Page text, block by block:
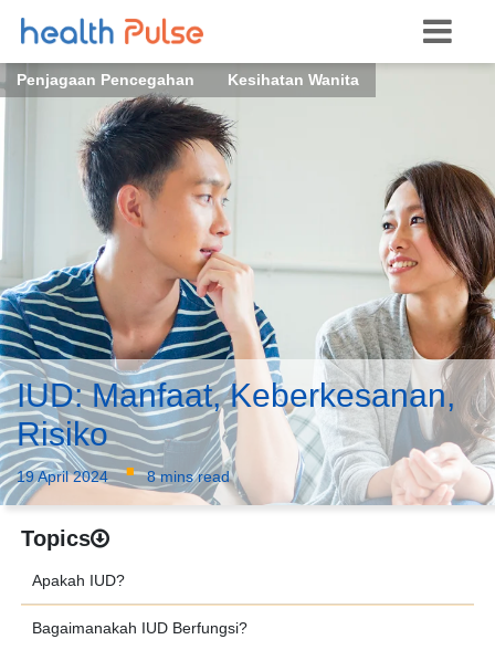
Penjagaan Pencegahan Kesihatan Wanita
IUD: Manfaat, Keberkesanan,
Risiko
19 April 2024 ·8 mins read
Topics
Apakah IUD?
Bagaimanakah IUD Berfungsi?